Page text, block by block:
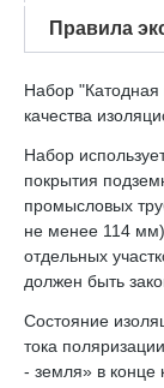
Правила
Набор "Катодная
качества
Набор
покрытия
промысловых
не менее 114 мм)
отдельных
должен быть
Состояние
тока
- земля» в конце